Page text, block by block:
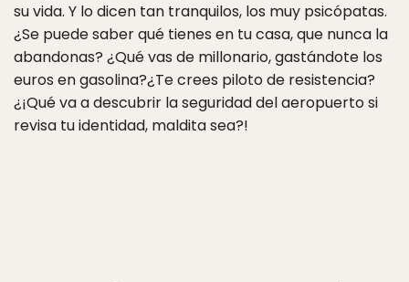
su vida. Y lo dicen tan tranquilos, los muy psicópatas.
¿Se puede saber qué tienes en tu casa, que nunca la
abandonas? ¿Qué vas de millonario, gastándote los
euros en gasolina?¿Te crees piloto de resistencia?
¿¡Qué va a descubrir la seguridad del aeropuerto si
revisa tu identidad, maldita sea?!